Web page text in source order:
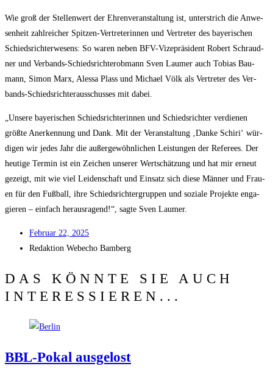
Wie groß der Stel­len­wert der Ehren­ver­an­stal­tung ist, unter­strich die Anwe­
sen­heit zahl­rei­cher Spit­zen-Ver­tre­te­rin­nen und Ver­tre­ter des baye­ri­schen
Schieds­rich­ter­we­sens: So waren neben BFV-Vize­prä­si­dent Robert Schraud­
ner und Ver­bands-Schieds­richt­er­ob­mann Sven Lau­mer auch Tobi­as Bau­
mann, Simon Marx, Ales­sa Plass und Micha­el Völk als Ver­tre­ter des Ver­
bands-Schieds­rich­ter­aus­schus­ses mit dabei.
„Unse­re baye­ri­schen Schieds­rich­te­rin­nen und Schieds­rich­ter ver­die­nen
größ­te Aner­ken­nung und Dank. Mit der Ver­an­stal­tung ‚Dan­ke Schi­ri‘ wür­
di­gen wir jedes Jahr die außer­ge­wöhn­li­chen Leis­tun­gen der Refe­rees. Der
heu­ti­ge Ter­min ist ein Zei­chen unse­rer Wert­schät­zung und hat mir erneut
gezeigt, mit wie viel Lei­den­schaft und Ein­satz sich die­se Män­ner und Frau­
en für den Fuß­ball, ihre Schieds­rich­ter­grup­pen und sozia­le Pro­jek­te enga­
gie­ren – ein­fach her­aus­ra­gend!“, sag­te Sven Laumer.
Febru­ar 22, 2025
Redak­ti­on Web­echo Bamberg
DAS KÖNNTE SIE AUCH
INTERESSIEREN...
BBL-Pokal aus­ge­lost